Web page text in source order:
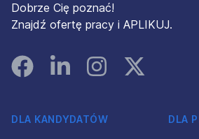
Dobrze Cię poznać!
Znajdź ofertę pracy i APLIKUJ.
FacebookLinked InInstagramInstagram
DLA KANDYDATÓW DLA